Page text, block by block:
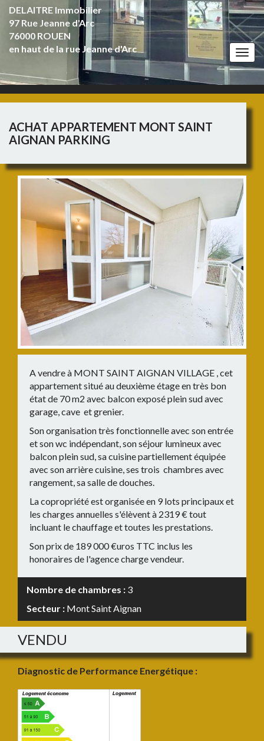
DELAITRE Immobilier
97 Rue Jeanne d'Arc
76000 ROUEN
en haut de la rue Jeanne d'Arc
ACHAT APPARTEMENT MONT SAINT
AIGNAN PARKING
A vendre à MONT SAINT AIGNAN VILLAGE , cet
appartement situé au deuxième étage en très bon
état de 70 m2 avec balcon exposé plein sud avec
garage, cave et grenier.
Son organisation très fonctionnelle avec son entrée
et son wc indépendant, son séjour lumineux avec
balcon plein sud, sa cuisine partiellement équipée
avec son arrière cuisine, ses trois chambres avec
rangement, sa salle de douches.
La copropriété est organisée en 9 lots principaux et
les charges annuelles s'élèvent à 2319 € tout
incluant le chauffage et toutes les prestations.
Son prix de 189 000 €uros TTC inclus les
honoraires de l'agence charge vendeur.
Nombre de chambres : 3
Secteur : Mont Saint Aignan
VENDU
Diagnostic de Performance Energétique :